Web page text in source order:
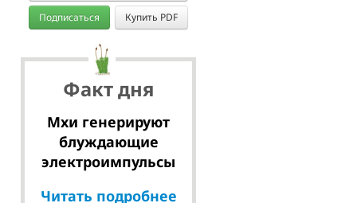
Подписаться Купить PDF
Факт дня
Мхи генерируют
блуждающие
электроимпульсы
Читать подробнее